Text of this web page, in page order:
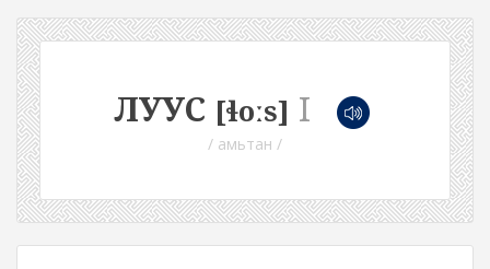
ЛУУС [ɬoːs] I
/ амьтан /